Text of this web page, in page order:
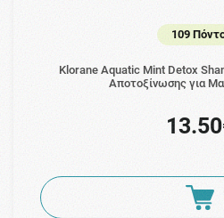
109
Klorane Aquatic Mint Detox
Αποτοξίνωσης για